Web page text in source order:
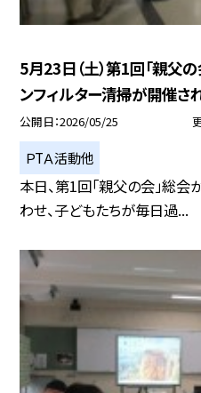
5月23日（土）第1回「親父
ンフィルター清掃が開催さ
公開日 2026/05/25
ＰTＡ活動他
本日、第1回「親父の会」総
わせ、子どもたちが毎日過...